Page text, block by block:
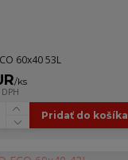
60x40 53L
/ks
Pridať do košíka